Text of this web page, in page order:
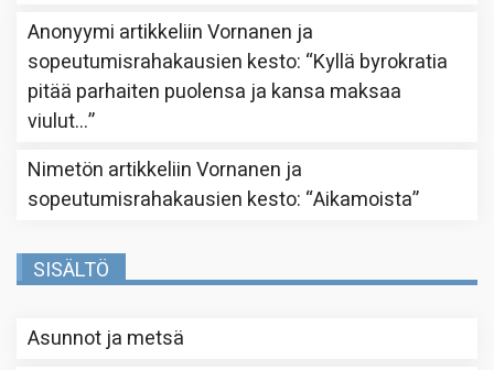
Anonyymi artikkeliinVornanen ja
sopeutumisrahakausien kesto: “Kyllä byrokratia
pitää parhaiten puolensa ja kansa maksaa
viulut…”
Nimetön artikkeliinVornanen ja
sopeutumisrahakausien kesto: “Aikamoista”
SISÄLTÖ
Asunnot ja metsä